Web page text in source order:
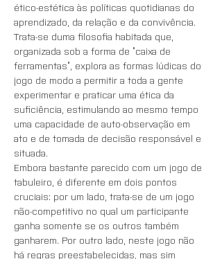
ético-estética às políticas quotidianas do
aprendizado, da relação e da convivência.
Trata-se duma filosofia habitada que,
organizada sob a forma de “caixa de
ferramentas”, explora as formas lúdicas do
jogo de modo a permitir a toda a gente
experimentar e praticar uma ética da
suficiência, estimulando ao mesmo tempo
uma capacidade de auto-observação em
ato e de tomada de decisão responsável e
situada.
Embora bastante parecido com um jogo de
tabuleiro, é diferente em dois pontos
cruciais: por um lado, trata-se de um jogo
não-competitivo no qual um participante
ganha somente se os outros também
ganharem. Por outro lado, neste jogo não
há regras preestabelecidas, mas sim